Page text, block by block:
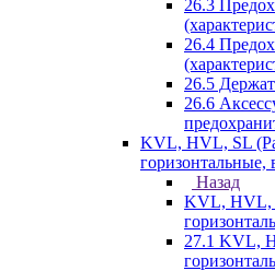
26.3
26.4
26.5
26.6
KVL, HVL, SL
Назад
KVL, HVL,
27.1 KVL,